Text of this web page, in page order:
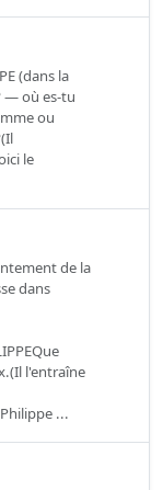
(dans la
— où es-tu
ou
le
de la
dans
l'entraîne
...